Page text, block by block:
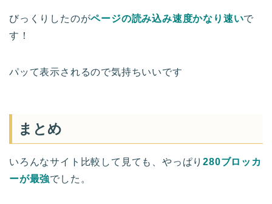
びっくりしたのがページの読み込み速度かなり速いで
す！
パッて表示されるので気持ちいいです
まとめ
いろんなサイト比較して見ても、やっぱり280ブロッカ
ーが最強でした。